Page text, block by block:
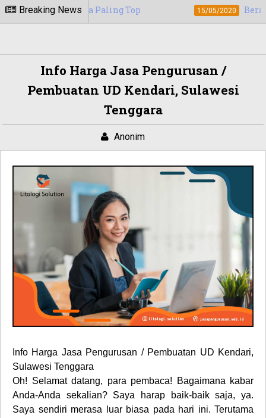
Breaking News
Paling Top 15/05/2020 Berapa Tarif Jasa
Info Harga Jasa Pengurusan /
Pembuatan UD Kendari, Sulawesi
Tenggara
Anonim
Info Harga Jasa Pengurusan / Pembuatan UD Kendari,
Sulawesi Tenggara
Oh! Selamat datang, para pembaca! Bagaimana kabar
Anda-Anda sekalian? Saya harap baik-baik saja, ya.
Saya sendiri merasa luar biasa pada hari ini. Terutama